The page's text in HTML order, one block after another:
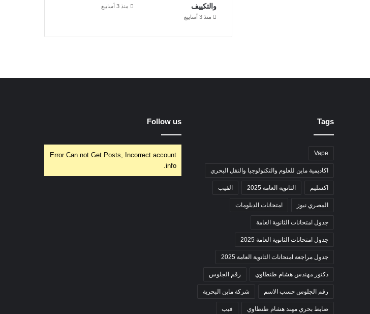
والتكييف
منذ 3 أسابيع
منذ 3 أسابيع
Tags
Vape
اكاديمية ماين للعلوم والتكنولوجيا والنقل البحري
اكسليم الثانوية العامة 2025 الفيب
المصري نيوز امتحانات الدبلومات
جدول امتحانات الثانوية العامة
جدول امتحانات الثانوية العامة 2025
جدول مراجعة امتحانات الثانوية العامة 2025
دكتور مهندس هشام طنطاوي رقم الجلوس
رقم الجلوس حسب الاسم شركة ماين البحرية
ضابط بحري مهند هشام طنطاوي فيب
Follow us
Error Can not Get Posts, Incorrect account
info.